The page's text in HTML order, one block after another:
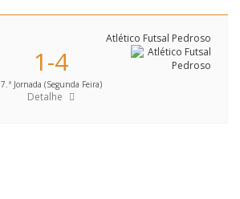
Atlético Futsal Pedroso
1-4
7.ª Jornada (Segunda Feira)
Detalhe